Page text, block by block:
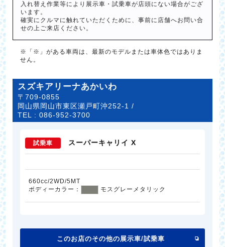
入れ替え作業等により展示車・試乗車が店頭にない場合がござ
います。
確実にクルマに触れていただくために、事前に店舗へお問い合
せの上ご来店ください。
※「※」がある車両は、最新のモデルまたは車体色ではありま
せん。
スズキアリーナあかいわ
〒709-0855
岡山県岡山市東区瀬戸町沖252-1 /
TEL :086-952-3700
試乗車 スーパーキャリイ X
660cc/2WD/5MT
ボディーカラー：
モスグレーメタリック
このお店のその他の展示車/試乗車